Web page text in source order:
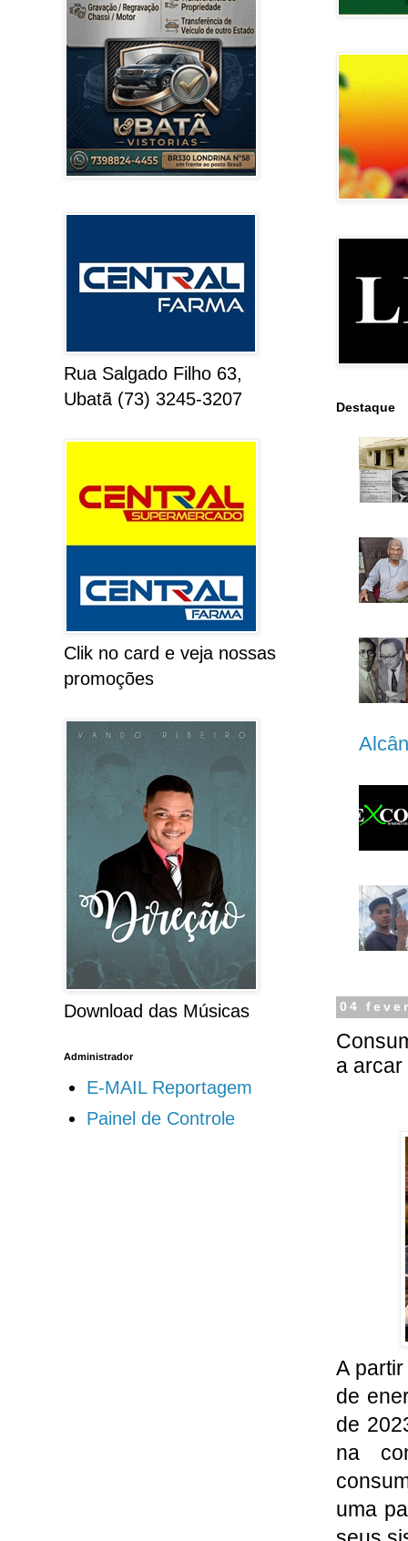
Destaque
04
a arcar
A
de
de
na
uma
Rua Salgado Filho 63,
Ubatã (73) 3245-3207
Clik no card e veja nossas
promoções
Download das Músicas
Administrador
E-MAIL Reportagem
Painel de Controle